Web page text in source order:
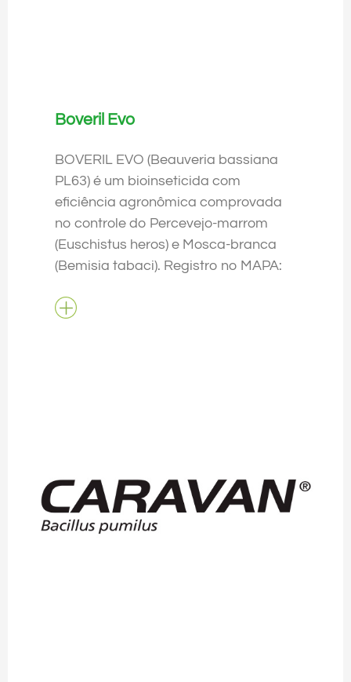
Boveril Evo
BOVERIL EVO (Beauveria bassiana
PL63) é um bioinseticida com
eficiência agronômica comprovada
no controle do Percevejo-marrom
(Euschistus heros) e Mosca-branca
(Bemisia tabaci). Registro no MAPA: